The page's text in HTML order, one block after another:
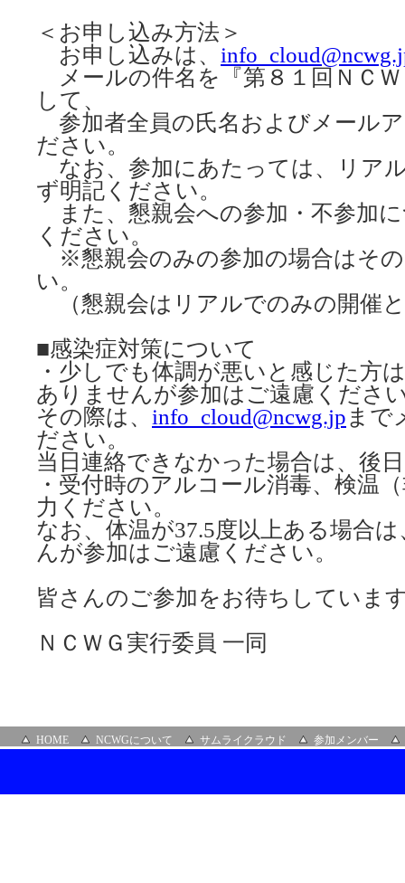
＜お申し込み方法＞
お申し込みは、
メールの件名を『第８１回ＮＣ
して、
参加者全員の氏名およびメール
ださい。
なお、参加にあたっては、リア
ず明記ください。
また、懇親会への参加・不参加
ください。
※懇親会のみの参加の場合はそ
い。
（懇親会はリアルでのみの開催
■感染症対策について
・少しでも体調が悪いと感じた方
ありませんが参加はご遠慮くださ
その際は、 info_cloud@ncwg.jp まで
ださい。
当日連絡できなかった場合は、後
・受付時のアルコール消毒、検温
力ください。
なお、体温が37.5度以上ある場合
んが参加はご遠慮ください。
皆さんのご参加をお待ちしていま
ＮＣＷＧ実行委員 一同
HOME NCWGについて サムライクラウド 参加メンバー